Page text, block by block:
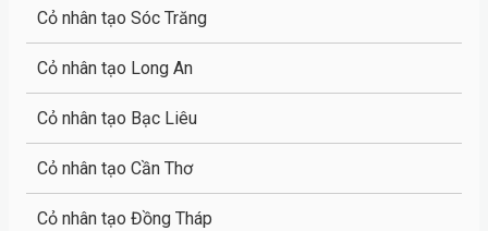
Cỏ nhân tạo Sóc Trăng
Cỏ nhân tạo Long An
Cỏ nhân tạo Bạc Liêu
Cỏ nhân tạo Cần Thơ
Cỏ nhân tạo Đồng Tháp